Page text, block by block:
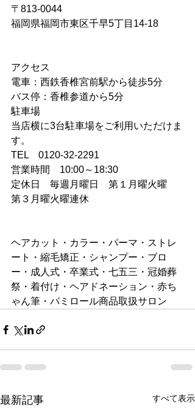
〒813-0044
福岡県福岡市東区千早5丁目14-18
アクセス
電車：西鉄香椎宮前駅から徒歩5分
バス停：香椎参道から5分
駐車場
当店横に3台駐車場をご利用いただけま
す。
TEL　0120-32-2291
営業時間　10:00～18:30
定休日　毎週月曜日　第１月曜火曜
第３月曜火曜連休
ヘアカット・カラー・パーマ・ストレ
ート・縮毛矯正・シャンプー・ブロ
ー・成人式・卒業式・七五三・冠婚葬
祭・着付け・ヘアドネーション・赤ち
ゃん筆・パミロール商品取扱サロン
最新記事 すべて表示